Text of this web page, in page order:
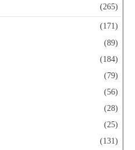
(265)
(171)
(89)
(184)
(79)
(56)
(28)
(25)
(131)